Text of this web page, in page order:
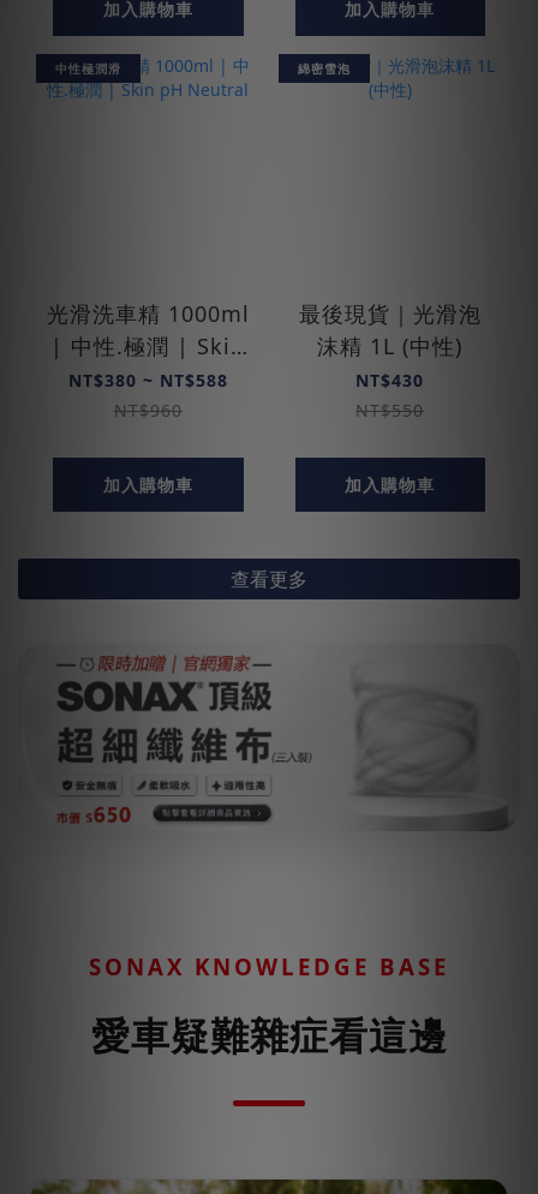
加入購物車 加入購物車
中性極潤滑
光滑洗車精 1000ml
| 中性.極潤 | Skin
pH Neutral
NT$380 ~ NT$588
NT$960
加入購物車
綿密雪泡
最後現貨｜光滑泡
沫精 1L (中性)
NT$430
NT$550
加入購物車
查看更多
SONAX KNOWLEDGE BASE
愛車疑難雜症看這邊